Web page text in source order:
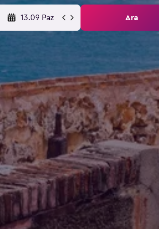
13.09 Paz Ara